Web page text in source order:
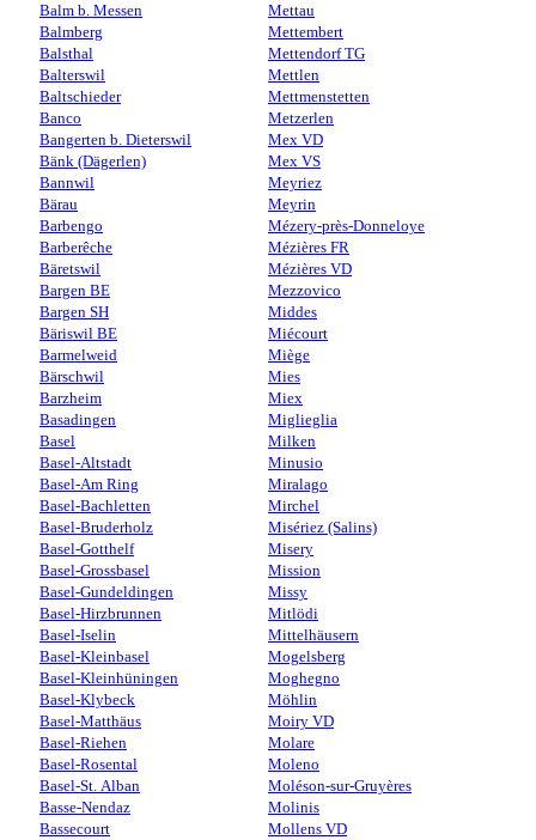
Balm b. Messen
Balmberg
Balsthal
Balterswil
Baltschieder
Banco
Bangerten b. Dieterswil
Bänk (Dägerlen)
Bannwil
Bärau
Barbengo
Barberêche
Bäretswil
Bargen BE
Bargen SH
Bäriswil BE
Barmelweid
Bärschwil
Barzheim
Basadingen
Basel
Basel-Altstadt
Basel-Am Ring
Basel-Bachletten
Basel-Bruderholz
Basel-Gotthelf
Basel-Grossbasel
Basel-Gundeldingen
Basel-Hirzbrunnen
Basel-Iselin
Basel-Kleinbasel
Basel-Kleinhüningen
Basel-Klybeck
Basel-Matthäus
Basel-Riehen
Basel-Rosental
Basel-St. Alban
Basse-Nendaz
Bassecourt
Mettau
Mettembert
Mettendorf TG
Mettlen
Mettmenstetten
Metzerlen
Mex VD
Mex VS
Meyriez
Meyrin
Mézery-près-Donneloye
Mézières FR
Mézières VD
Mezzovico
Middes
Miécourt
Miège
Mies
Miex
Miglieglia
Milken
Minusio
Miralago
Mirchel
Misériez (Salins)
Misery
Mission
Missy
Mitlödi
Mittelhäusern
Mogelsberg
Moghegno
Möhlin
Moiry VD
Molare
Moleno
Moléson-sur-Gruyères
Molinis
Mollens VD